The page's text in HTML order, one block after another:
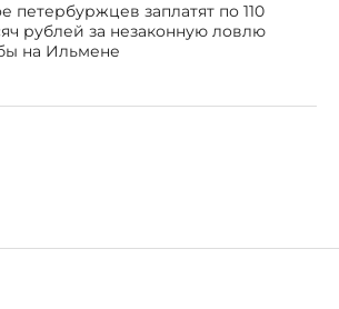
петербуржцев заплатят по 110
рублей за незаконную ловлю
на Ильмене